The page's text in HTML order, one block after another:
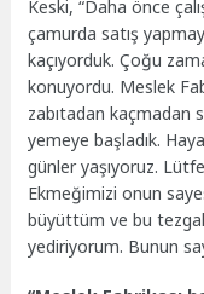
Keski, “Daha önce
çamurda satış
kaçıyorduk. Çoğu
konuyordu. Meslek
zabıtadan kaçmadan
yemeye başladık.
günler yaşıyoruz.
Ekmeğimizi onun
büyüttüm ve bu
yediriyorum. Bunun